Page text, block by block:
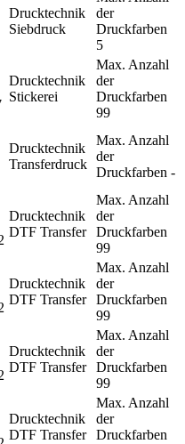
Drucktechnik
Siebdruck
der
Druckfarben
5
Drucktechnik
Stickerei
Max. Anzahl
der
Druckfarben
99
Drucktechnik
Transferdruck
Max. Anzahl
der
Druckfarben -
Drucktechnik
DTF Transfer
Max. Anzahl
der
Druckfarben
99
Drucktechnik
DTF Transfer
Max. Anzahl
der
Druckfarben
99
Drucktechnik
DTF Transfer
Max. Anzahl
der
Druckfarben
99
Drucktechnik
DTF Transfer
Max. Anzahl
der
Druckfarben